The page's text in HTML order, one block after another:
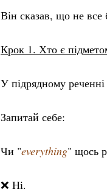
Він сказав, що не все
Крок 1. Хто є
У підрядному
Запитай себе:
Чи "everything" щось
❌ Ні.